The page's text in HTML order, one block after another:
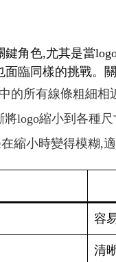
角色,尤其是當
臨同樣的挑戰。
的所有線條粗細相
logo縮小到各種
縮小時變得模糊,適
容
清